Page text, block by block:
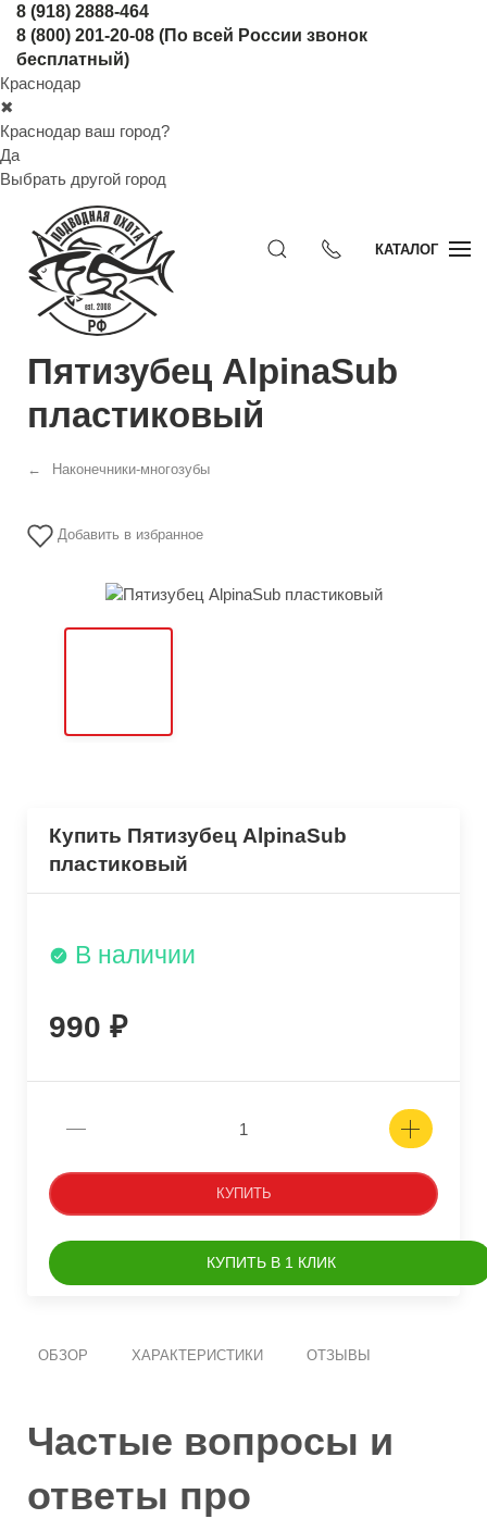
8 (918) 2888-464
8 (800) 201-20-08 (По всей России звонок
бесплатный)
Краснодар
✖
Краснодар ваш город?
Да
Выбрать другой город
КАТАЛОГ
Пятизубец AlpinaSub
пластиковый
Наконечники-многозубы
Добавить в избранное
Купить Пятизубец AlpinaSub
пластиковый
В наличии
990
КУПИТЬ
КУПИТЬ В 1 КЛИК
ОБЗОР ХАРАКТЕРИСТИКИ ОТЗЫВЫ
Частые вопросы и
ответы про